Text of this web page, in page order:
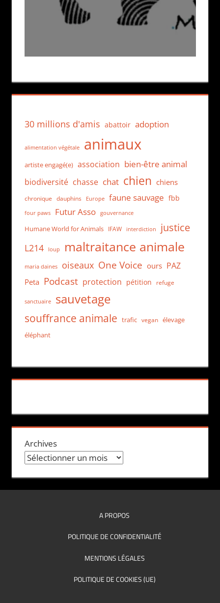
30 millions d'amis abattoir adoption
alimentation végétale animaux
artiste engagé(e) association bien-être animal
biodiversité chasse chat chien chiens
chronique dauphins Europe faune sauvage fbb
four paws Futur Asso gouvernance
Humane World for Animals IFAW interdiction justice
L214 loup maltraitance animale
maria daines oiseaux One Voice ours PAZ
Peta Podcast protection pétition refuge
sanctuaire sauvetage
souffrance animale trafic vegan
élevage
éléphant
Archives
A PROPOS
POLITIQUE DE CONFIDENTIALITÉ
MENTIONS LÉGALES
POLITIQUE DE COOKIES (UE)